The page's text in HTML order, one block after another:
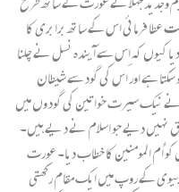
فرمائی اس کے ساتھ برابری کا
کیوں کہ اِس سے آ یندہ نسل نے چلنا
ہے اور اس کی گود سے شیطان
نے نیک سیرت خواتین کی گود وں میں
نہیں دیے جو اسلام نے د یے ہیں۔
اُم ا لمومنین کا خطاب دیا۔ عورت
کے روپ میں ایک مقام رکھتی